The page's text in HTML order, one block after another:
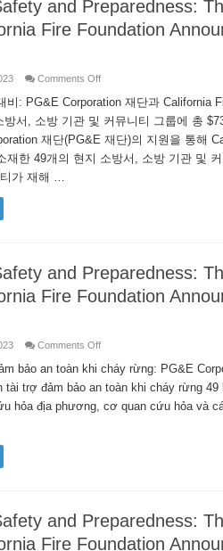
Funding
and Preparedness:
Fire Foundation
Comments Offon
Safety
and
Preparedness:
PG&E
Corporation
Foundation
비: PG&E Corporation 재단과 California
방서, 소방 기관 및 커뮤니티 그룹에 총
재단(PG&E 재단)의 지원을 통해
재한 49개의 현지 소방서, 소방 기관 및
가 재해 …
and Preparedness:
Fire Foundation
Comments Offon
Safety
and
Preparedness:
PG&E
Grant
Funding
bảo an toàn khi cháy rừng: PG&E
tài trợ đảm bảo an toàn khi cháy rừng
hỏa địa phương, cơ quan cứu hỏa và
and Preparedness:
Fire Foundation